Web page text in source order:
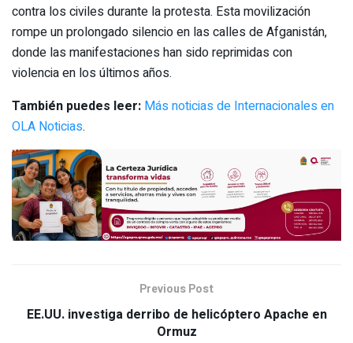
contra los civiles durante la protesta. Esta movilización
rompe un prolongado silencio en las calles de Afganistán,
donde las manifestaciones han sido reprimidas con
violencia en los últimos años.
También puedes leer: Más noticias de Internacionales en
OLA Noticias.
Previous Post
EE.UU. investiga derribo de helicóptero Apache en
Ormuz